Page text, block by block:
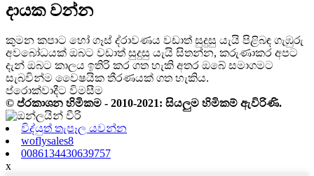
දායක වන්න
කුමන කපාට හෝ ගෑස් ද්රාවණය වඩාත් සුදුසු යැයි පිළිබඳ ගැඹුරු
අවබෝධයක් ඔබට වඩාත් සුදුසු යැයි සිතන්න, කරුණාකර අපට
දැන් ඔබට කාලය ඉතිරි කර ගත හැකි අතර ඔබේ සමාගමට
සැබවින්ම වෛෂයික තීරණයක් ගත හැකිය.
ප්රොක්වාදීට විමසීම
© ප්රකාශන හිමිකම - 2010-2021: සියලුම හිමිකම් ඇවිරිණි.
විද්යුත් තැපෑල යවන්න
woflysales8
0086134430639757
x